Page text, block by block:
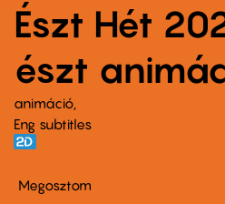
Észt Hét
észt
animáció
Eng subtitles
Megosztom